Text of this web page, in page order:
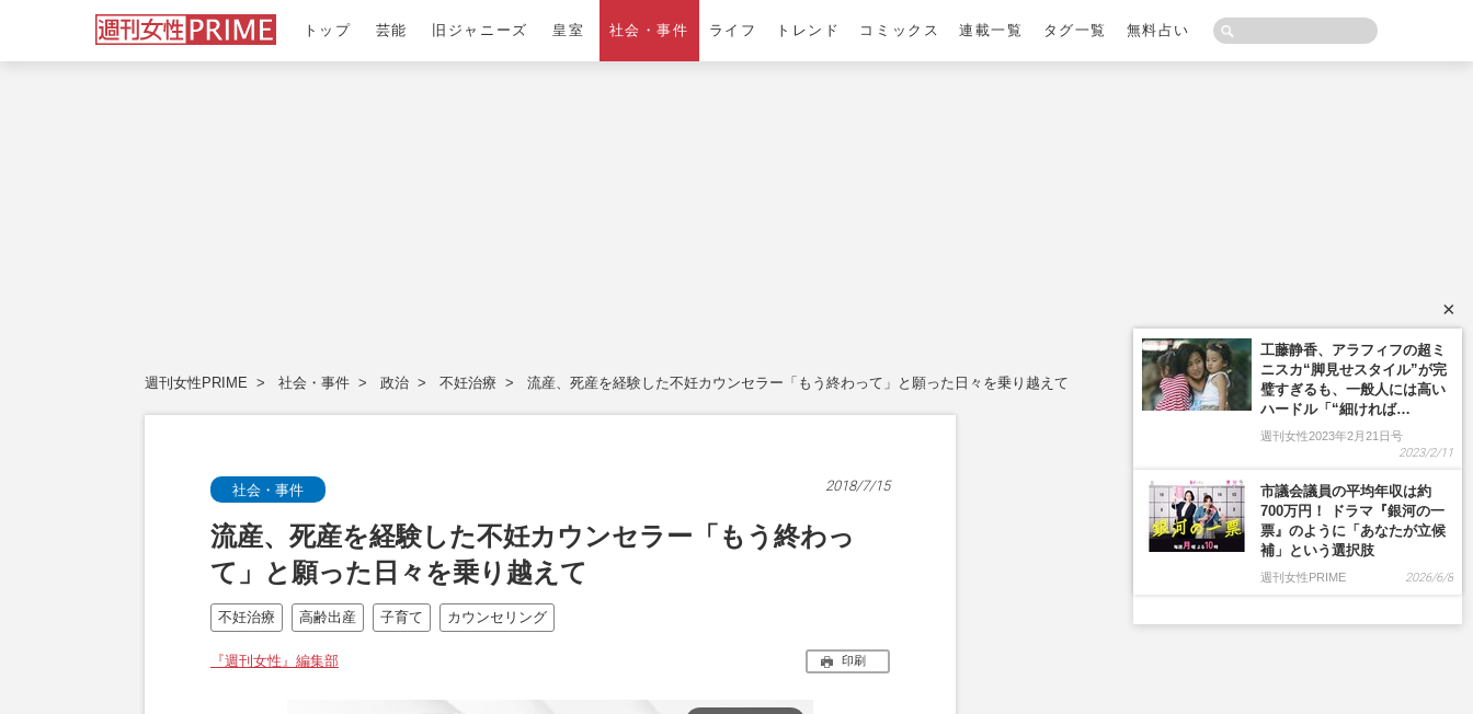
トップ 芸能 旧ジャニーズ 皇室 社会・事件 ライフ トレンド コミックス 連載一覧 タグ一覧 無料占い
週刊女性PRIME 社会・事件 政治 不妊治療 流産、死産を経験した不妊カウンセラー「もう終わって」と願った日々を乗り越えて
社会・事件 2018/7/15
流産、死産を経験した不妊カウンセラー「もう終わっ
て」と願った日々を乗り越えて
不妊治療 高齢出産 子育て カウンセリング
『週刊女性』編集部 印刷
×